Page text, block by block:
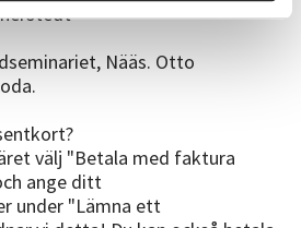
Nääs. Otto
välj "Betala med faktura
ange ditt
under "Lämna ett